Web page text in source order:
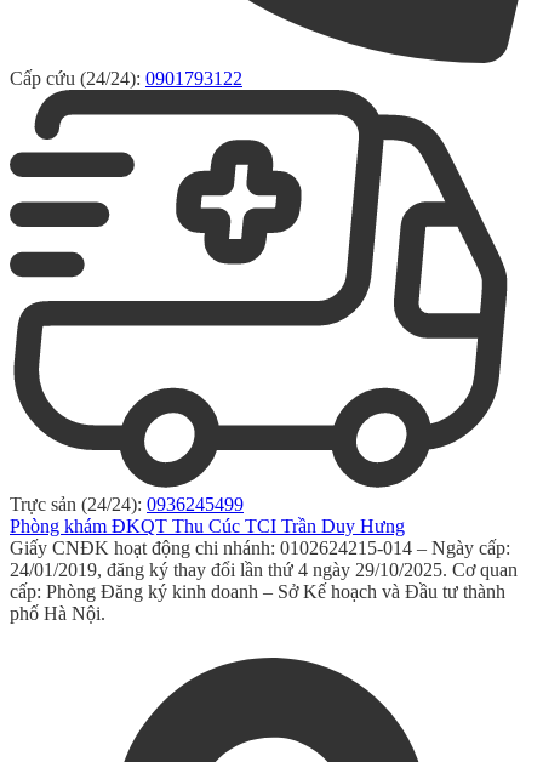
Cấp cứu (24/24): 0901793122
Trực sản (24/24): 0936245499
Phòng khám ĐKQT Thu Cúc TCI Trần Duy Hưng
Giấy CNĐK hoạt động chi nhánh: 0102624215-014 – Ngày cấp:
24/01/2019, đăng ký thay đổi lần thứ 4 ngày 29/10/2025. Cơ quan
cấp: Phòng Đăng ký kinh doanh – Sở Kế hoạch và Đầu tư thành
phố Hà Nội.